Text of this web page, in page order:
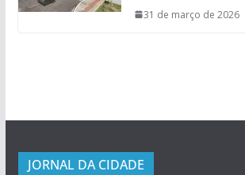
31 de março de 2026
JORNAL DA CIDADE